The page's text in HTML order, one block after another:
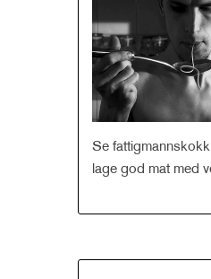
Se
lage god mat med